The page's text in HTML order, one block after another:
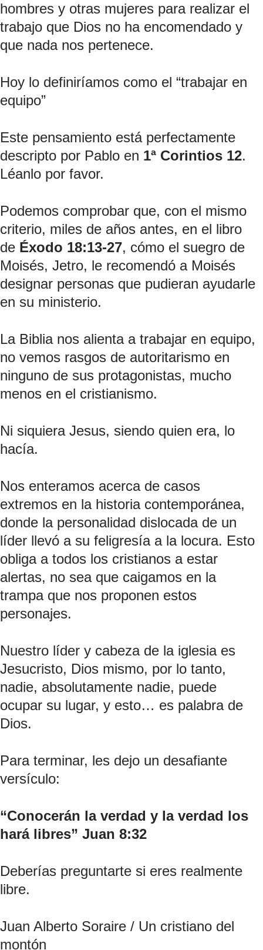
hombres y otras mujeres para realizar el
trabajo que Dios no ha encomendado y
que nada nos pertenece.
Hoy lo definiríamos como el “trabajar en
equipo”
Este pensamiento está perfectamente
descripto por Pablo en 1ª Corintios 12.
Léanlo por favor.
Podemos comprobar que, con el mismo
criterio, miles de años antes, en el libro
de Éxodo 18:13-27, cómo el suegro de
Moisés, Jetro, le recomendó a Moisés
designar personas que pudieran ayudarle
en su ministerio.
La Biblia nos alienta a trabajar en equipo,
no vemos rasgos de autoritarismo en
ninguno de sus protagonistas, mucho
menos en el cristianismo.
Ni siquiera Jesus, siendo quien era, lo
hacía.
Nos enteramos acerca de casos
extremos en la historia contemporánea,
donde la personalidad dislocada de un
líder llevó a su feligresía a la locura. Esto
obliga a todos los cristianos a estar
alertas, no sea que caigamos en la
trampa que nos proponen estos
personajes.
Nuestro líder y cabeza de la iglesia es
Jesucristo, Dios mismo, por lo tanto,
nadie, absolutamente nadie, puede
ocupar su lugar, y esto… es palabra de
Dios.
Para terminar, les dejo un desafiante
versículo:
“Conocerán la verdad y la verdad los
hará libres” Juan 8:32
Deberías preguntarte si eres realmente
libre.
Juan Alberto Soraire / Un cristiano del
montón